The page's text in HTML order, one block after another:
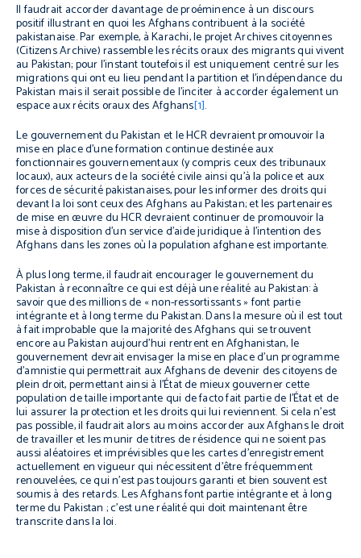
Il faudrait accorder davantage de proéminence à un discours
positif illustrant en quoi les Afghans contribuent à la société
pakistanaise. Par exemple, à Karachi, le projet Archives citoyennes
(Citizens Archive) rassemble les récits oraux des migrants qui vivent
au Pakistan; pour l’instant toutefois il est uniquement centré sur les
migrations qui ont eu lieu pendant la partition et l’indépendance du
Pakistan mais il serait possible de l’inciter à accorder également un
espace aux récits oraux des Afghans[1].
Le gouvernement du Pakistan et le HCR devraient promouvoir la
mise en place d’une formation continue destinée aux
fonctionnaires gouvernementaux (y compris ceux des tribunaux
locaux), aux acteurs de la société civile ainsi qu’à la police et aux
forces de sécurité pakistanaises, pour les informer des droits qui
devant la loi sont ceux des Afghans au Pakistan; et les partenaires
de mise en œuvre du HCR devraient continuer de promouvoir la
mise à disposition d’un service d’aide juridique à l’intention des
Afghans dans les zones où la population afghane est importante.
À plus long terme, il faudrait encourager le gouvernement du
Pakistan à reconnaître ce qui est déjà une réalité au Pakistan: à
savoir que des millions de « non-ressortissants » font partie
intégrante et à long terme du Pakistan. Dans la mesure où il est tout
à fait improbable que la majorité des Afghans qui se trouvent
encore au Pakistan aujourd’hui rentrent en Afghanistan, le
gouvernement devrait envisager la mise en place d’un programme
d’amnistie qui permettrait aux Afghans de devenir des citoyens de
plein droit, permettant ainsi à l’État de mieux gouverner cette
population de taille importante qui de factofait partie de l’État et de
lui assurer la protection et les droits qui lui reviennent. Si cela n’est
pas possible, il faudrait alors au moins accorder aux Afghans le droit
de travailler et les munir de titres de résidence qui ne soient pas
aussi aléatoires et imprévisibles que les cartes d’enregistrement
actuellement en vigueur qui nécessitent d’être fréquemment
renouvelées, ce qui n’est pas toujours garanti et bien souvent est
soumis à des retards. Les Afghans font partie intégrante et à long
terme du Pakistan ; c’est une réalité qui doit maintenant être
transcrite dans la loi.